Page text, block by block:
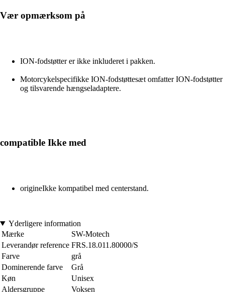
Vær opmærksom på
ION-fodstøtter er ikke inkluderet i pakken.
Motorcykelspecifikke ION-fodstøttesæt omfatter ION-fodstøtter
og tilsvarende hængseladaptere.
compatible Ikke med
origineIkke kompatibel med centerstand.
Yderligere information
Mærke
SW-Motech
Leverandør reference FRS.18.011.80000/S
Farve
grå
Dominerende farve
Grå
Køn
Unisex
Aldersgruppe
Voksen